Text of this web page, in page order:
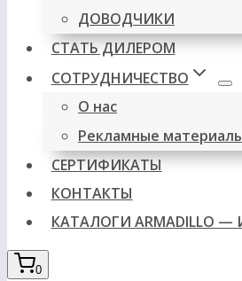
ДОВОДЧИКИ
СТАТЬ ДИЛЕРОМ
СОТРУДНИЧЕСТВО
О нас
Рекламные
СЕРТИФИКАТЫ
КОНТАКТЫ
КАТАЛОГИ ARMADILLO
0